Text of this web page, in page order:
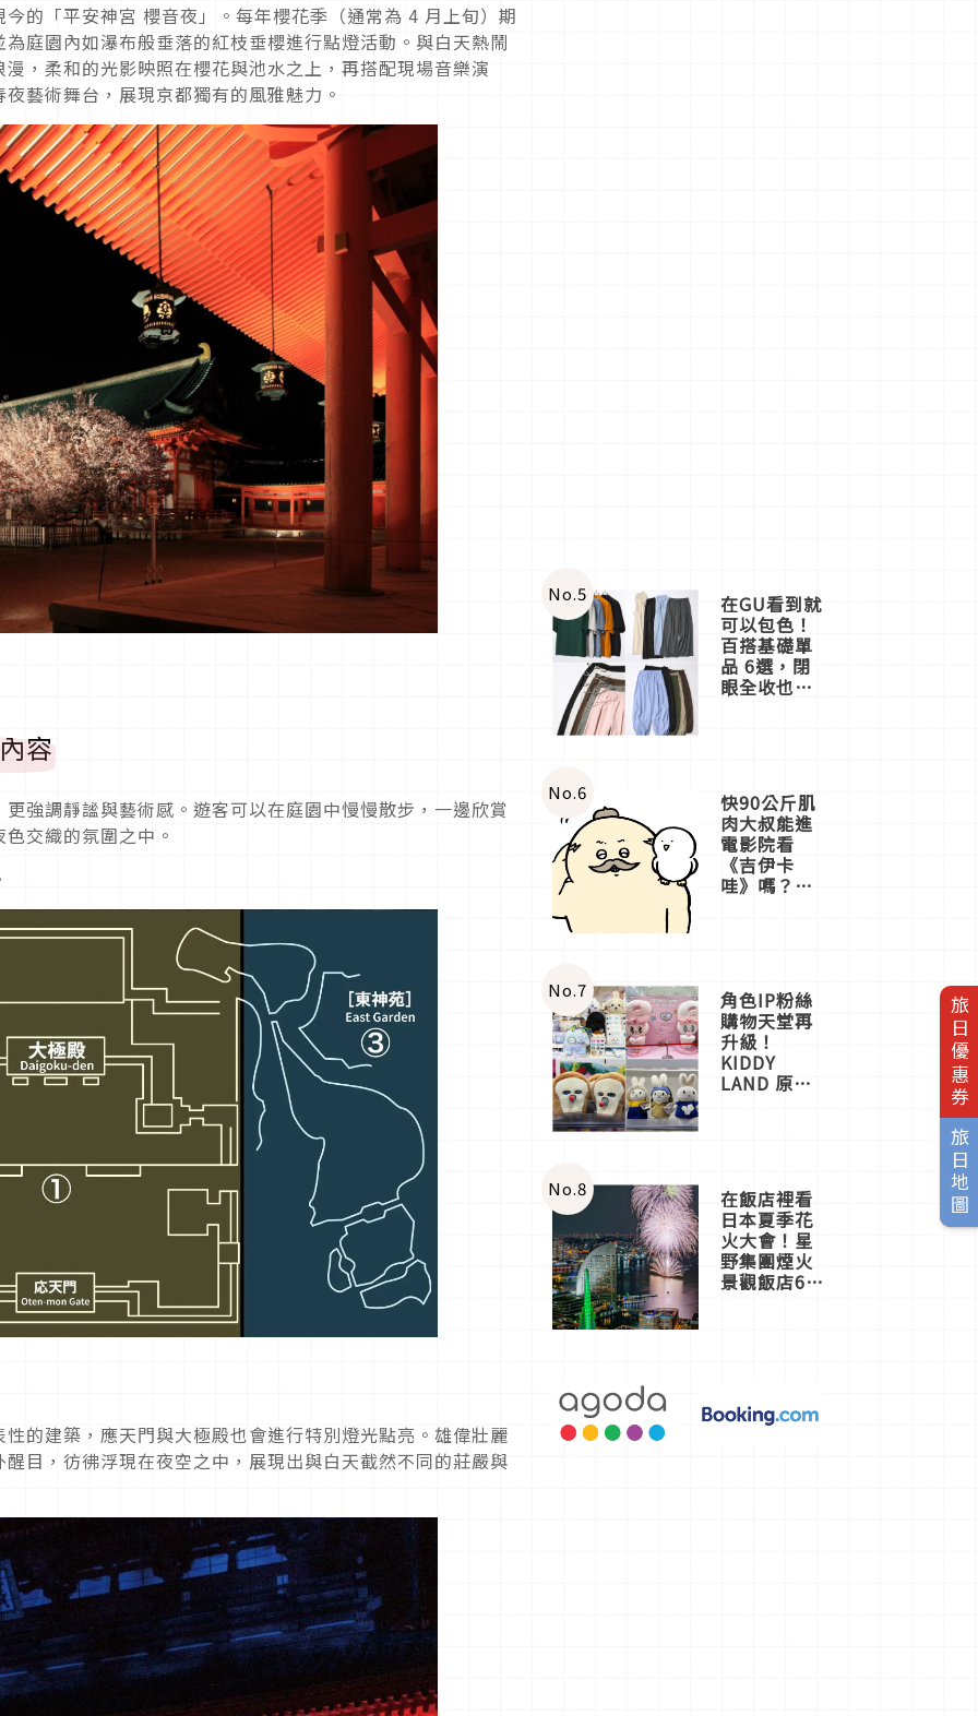
旅日優惠券
旅日地圖
的「平安神宮 櫻音夜」。每年櫻花季（通常為 4 月上旬）期
庭園內如瀑布般垂落的紅枝垂櫻進行點燈活動。與白天熱鬧
，柔和的光影映照在櫻花與池水之上，再搭配現場音樂演
藝術舞台，展現京都獨有的風雅魅力。
容
強調靜謐與藝術感。遊客可以在庭園中慢慢散步，一邊欣賞
交織的氛圍之中。
的建築，應天門與大極殿也會進行特別燈光點亮。雄偉壯麗
目，彷彿浮現在夜空之中，展現出與白天截然不同的莊嚴與
No.5 在GU看到就
可以包色！
百搭基礎單
品 6選，閉
眼全收也不
No.6 快90公斤肌
肉大叔能進
電影院看
《吉伊卡
哇》嗎？日
一同給出了
答案
No.7 角色IP粉絲
購物天堂再
升級！
KIDDY
LAND 原宿
店3分即達
No.8 在飯店裡看
日本夏季花
火大會！星
野集團煙火
景觀飯店6